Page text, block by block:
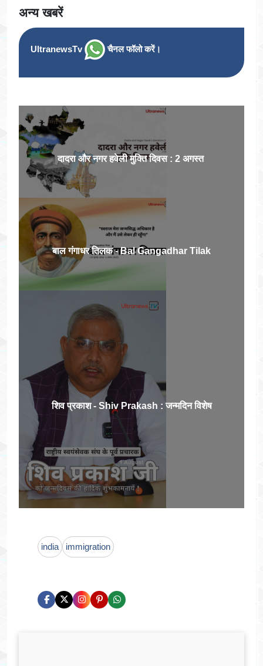
अन्य खबरें
UltranewsTv चैनल फॉलो करें।
दादरा और नगर हवेली मुक्ति दिवस : 2 अगस्त
बाल गंगाधर तिलक - Bal Gangadhar Tilak
शिव प्रकाश - Shiv Prakash : जन्मदिन विशेष
india immigration